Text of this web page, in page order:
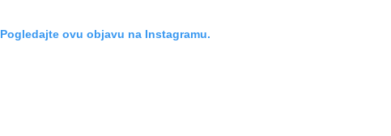
Pogledajte ovu objavu na Instagramu.